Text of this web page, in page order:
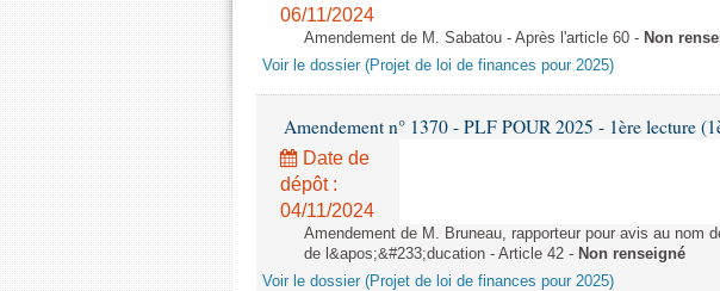
06/11/2024
Amendement de M. Sabatou - Après l'article 60 - Non
Voir le dossier (Projet de loi de finances pour 2025)
Amendement n° 1370 - PLF POUR 2025 - 1ère lecture
Date de
dépôt :
04/11/2024
Amendement de M. Bruneau, rapporteur pour avis au nom
de l&apos;&#233;ducation - Article 42 - Non renseigné
Voir le dossier (Projet de loi de finances pour 2025)